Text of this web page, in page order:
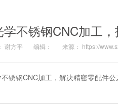
学不锈钢CNC加工
谢方平 编辑： 来源： https://
锈钢CNC加工，解决精密零配件